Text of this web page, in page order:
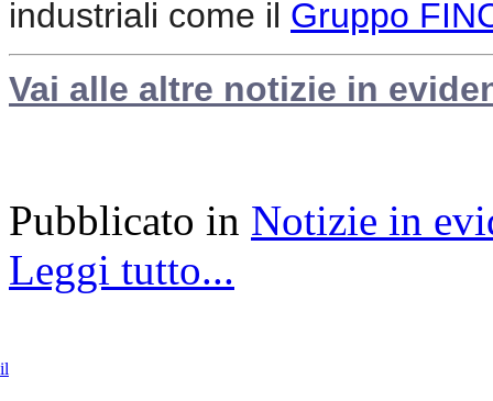
industriali come il Gruppo
Vai alle altre notizie in
Pubblicato in Notizie in
Leggi tutto...